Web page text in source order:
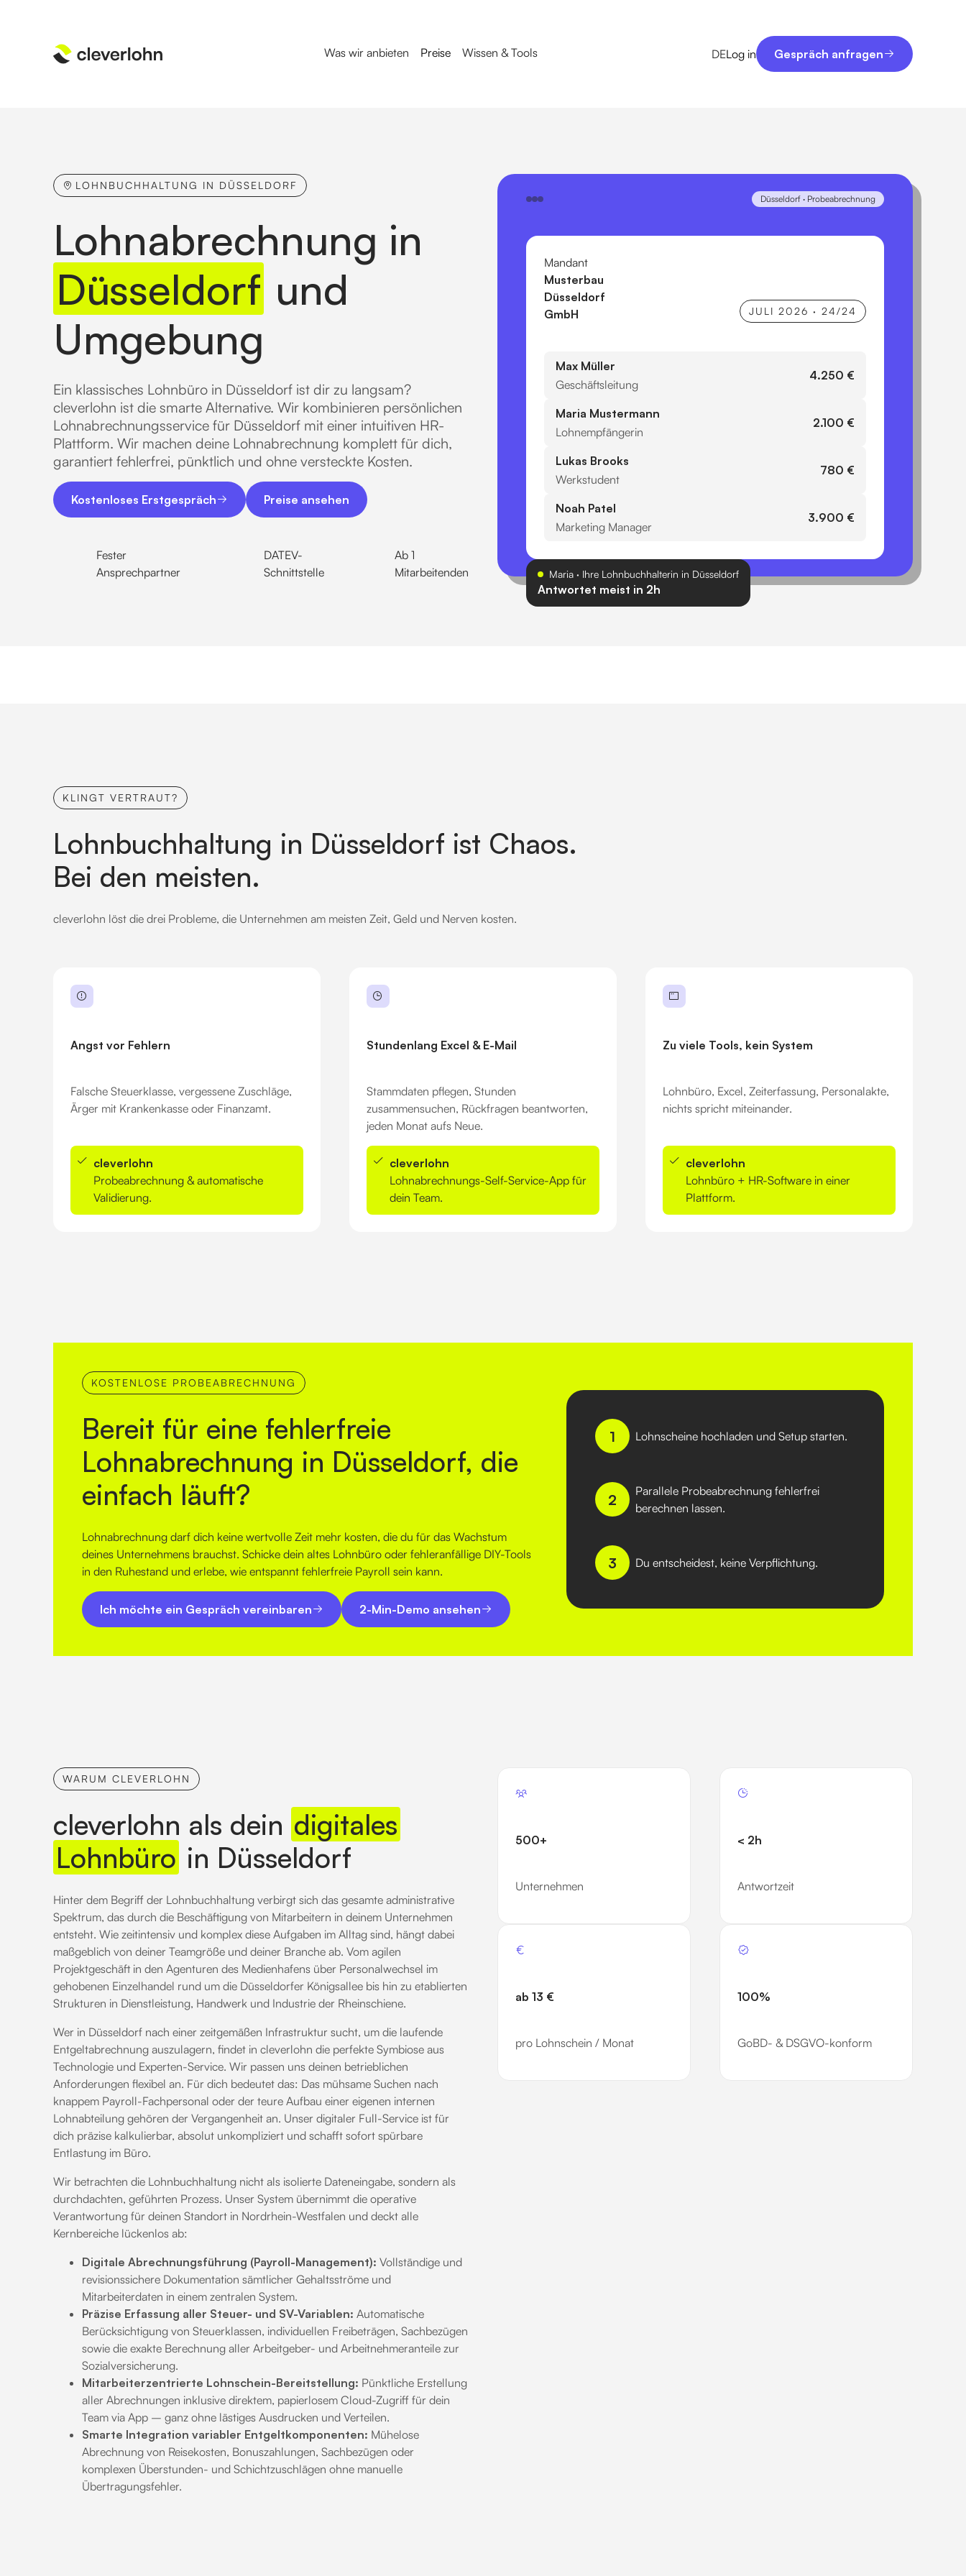
Was wir anbieten Preise Wissen & Tools DELog in Gespräch anfragen
Gespräch anfragen
LOHNBUCHHALTUNG IN DÜSSELDORF
Lohnabrechnung in
Düsseldorf und
Umgebung
Ein klassisches Lohnbüro in Düsseldorf ist dir zu langsam?
cleverlohn ist die smarte Alternative. Wir kombinieren persönlichen
Lohnabrechnungsservice für Düsseldorf mit einer intuitiven HR-
Plattform. Wir machen deine Lohnabrechnung komplett für dich,
garantiert fehlerfrei, pünktlich und ohne versteckte Kosten.
Kostenloses Erstgespräch
Kostenloses Erstgespräch
Preise ansehen
Preise ansehen
Fester
Ansprechpartner
DATEV-
Schnittstelle
Ab 1
Mitarbeitenden
Düsseldorf · Probeabrechnung
Mandant
Musterbau
Düsseldorf
GmbH
JULI 2026 · 24/24
Max Müller
Geschäftsleitung
4.250 €
Maria Mustermann
Lohnempfängerin
2.100 €
Lukas Brooks
Werkstudent
780 €
Noah Patel
Marketing Manager
3.900 €
Maria · Ihre Lohnbuchhalterin in Düsseldorf
Antwortet meist in 2h
KLINGT VERTRAUT?
Lohnbuchhaltung in Düsseldorf ist Chaos.
Bei den meisten.
cleverlohn löst die drei Probleme, die Unternehmen am meisten Zeit, Geld und Nerven kosten.
Angst vor Fehlern
Falsche Steuerklasse, vergessene Zuschläge,
Ärger mit Krankenkasse oder Finanzamt.
cleverlohn
Probeabrechnung & automatische
Validierung.
Stundenlang Excel & E-Mail
Stammdaten pflegen, Stunden
zusammensuchen, Rückfragen beantworten,
jeden Monat aufs Neue.
cleverlohn
Lohnabrechnungs-Self-Service-App für
dein Team.
Zu viele Tools, kein System
Lohnbüro, Excel, Zeiterfassung, Personalakte,
nichts spricht miteinander.
cleverlohn
Lohnbüro + HR-Software in einer
Plattform.
KOSTENLOSE PROBEABRECHNUNG
Bereit für eine fehlerfreie
Lohnabrechnung in Düsseldorf, die
einfach läuft?
Lohnabrechnung darf dich keine wertvolle Zeit mehr kosten, die du für das Wachstum
deines Unternehmens brauchst. Schicke dein altes Lohnbüro oder fehleranfällige DIY-Tools
in den Ruhestand und erlebe, wie entspannt fehlerfreie Payroll sein kann.
Ich möchte ein Gespräch vereinbaren
Ich möchte ein Gespräch vereinbaren
2-Min-Demo ansehen
2-Min-Demo ansehen
1 Lohnscheine hochladen und Setup starten.
2
Parallele Probeabrechnung fehlerfrei
berechnen lassen.
3 Du entscheidest, keine Verpflichtung.
WARUM CLEVERLOHN
cleverlohn als dein digitales
Lohnbüro in Düsseldorf
Hinter dem Begriff der Lohnbuchhaltung verbirgt sich das gesamte administrative
Spektrum, das durch die Beschäftigung von Mitarbeitern in deinem Unternehmen
entsteht. Wie zeitintensiv und komplex diese Aufgaben im Alltag sind, hängt dabei
maßgeblich von deiner Teamgröße und deiner Branche ab. Vom agilen
Projektgeschäft in den Agenturen des Medienhafens über Personalwechsel im
gehobenen Einzelhandel rund um die Düsseldorfer Königsallee bis hin zu etablierten
Strukturen in Dienstleistung, Handwerk und Industrie der Rheinschiene.
Wer in Düsseldorf nach einer zeitgemäßen Infrastruktur sucht, um die laufende
Entgeltabrechnung auszulagern, findet in cleverlohn die perfekte Symbiose aus
Technologie und Experten-Service. Wir passen uns deinen betrieblichen
Anforderungen flexibel an. Für dich bedeutet das: Das mühsame Suchen nach
knappem Payroll-Fachpersonal oder der teure Aufbau einer eigenen internen
Lohnabteilung gehören der Vergangenheit an. Unser digitaler Full-Service ist für
dich präzise kalkulierbar, absolut unkompliziert und schafft sofort spürbare
Entlastung im Büro.
Wir betrachten die Lohnbuchhaltung nicht als isolierte Dateneingabe, sondern als
durchdachten, geführten Prozess. Unser System übernimmt die operative
Verantwortung für deinen Standort in Nordrhein-Westfalen und deckt alle
Kernbereiche lückenlos ab:
Digitale Abrechnungsführung (Payroll-Management): Vollständige und
revisionssichere Dokumentation sämtlicher Gehaltsströme und
Mitarbeiterdaten in einem zentralen System.
Präzise Erfassung aller Steuer- und SV-Variablen: Automatische
Berücksichtigung von Steuerklassen, individuellen Freibeträgen, Sachbezügen
sowie die exakte Berechnung aller Arbeitgeber- und Arbeitnehmeranteile zur
Sozialversicherung.
Mitarbeiterzentrierte Lohnschein-Bereitstellung: Pünktliche Erstellung
aller Abrechnungen inklusive direktem, papierlosem Cloud-Zugriff für dein
Team via App – ganz ohne lästiges Ausdrucken und Verteilen.
Smarte Integration variabler Entgeltkomponenten: Mühelose
Abrechnung von Reisekosten, Bonuszahlungen, Sachbezügen oder
komplexen Überstunden- und Schichtzuschlägen ohne manuelle
Übertragungsfehler.
500+
Unternehmen
< 2h
Antwortzeit
ab 13 €
pro Lohnschein / Monat
100%
GoBD- & DSGVO-konform